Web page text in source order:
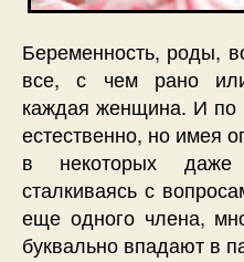
Беременность, роды,
все, с чем рано или
каждая женщина. И по
естественно, но имея
в некоторых даже
сталкиваясь с
еще одного члена,
буквально впадают в